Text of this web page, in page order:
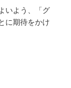
いよう、「グ
に期待をかけ